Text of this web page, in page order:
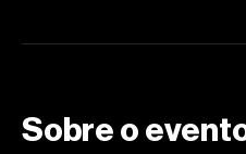
Sobre o